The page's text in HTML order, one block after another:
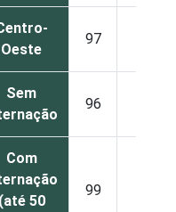
Oeste
97
Sem
96
Com
(até 50
99